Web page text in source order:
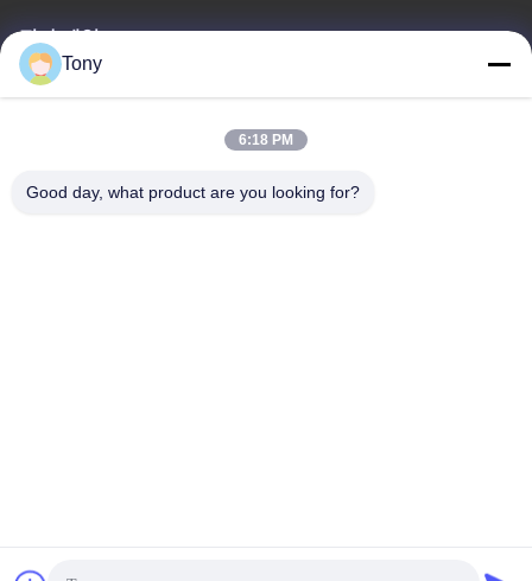
전자 메일
Tony
6:18 PM
Good day, what product are you looking for?